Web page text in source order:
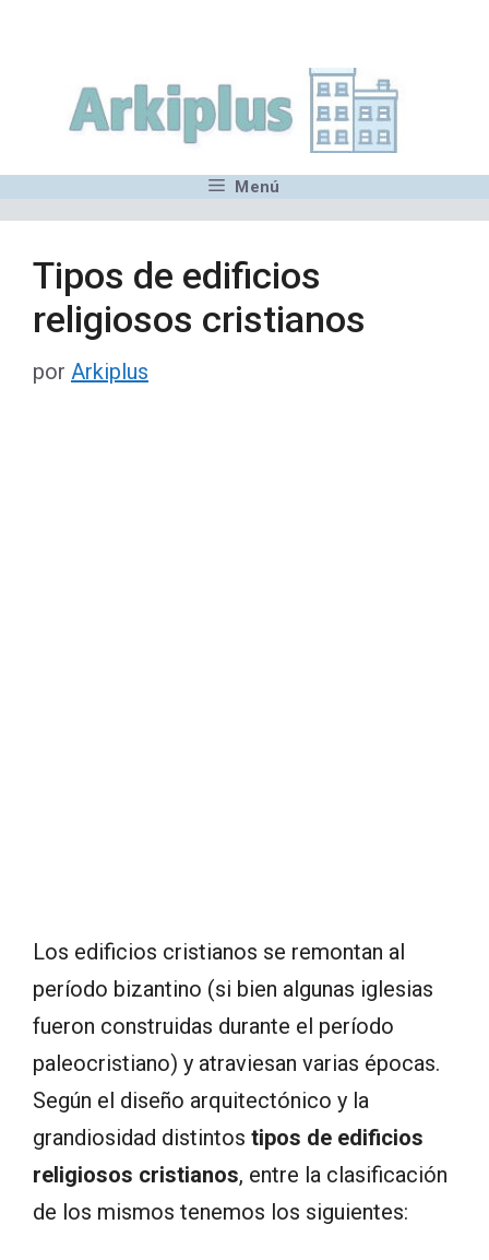
contenido
Menú
Tipos de edificios
religiosos cristianos
por Arkiplus
Los edificios cristianos se remontan al
período bizantino (si bien algunas iglesias
fueron construidas durante el período
paleocristiano) y atraviesan varias épocas.
Según el diseño arquitectónico y la
grandiosidad distintos tipos de edificios
religiosos cristianos, entre la clasificación
de los mismos tenemos los siguientes: